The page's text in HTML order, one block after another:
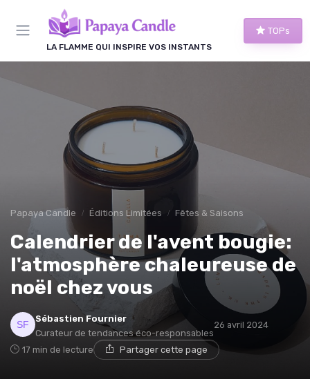
LA FLAMME QUI INSPIRE VOS INSTANTS
TOPs
Papaya Candle Éditions Limitées Fêtes & Saisons
Calendrier de l'avent bougie:
l'atmosphère chaleureuse de
noël chez vous
Sébastien Fournier
Curateur de tendances éco-responsables
26 avril 2024
17 min de lecture Partager cette page
Panneau de gestion des cookies